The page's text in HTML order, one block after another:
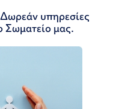
υπηρεσίες
Σωματείο μας.